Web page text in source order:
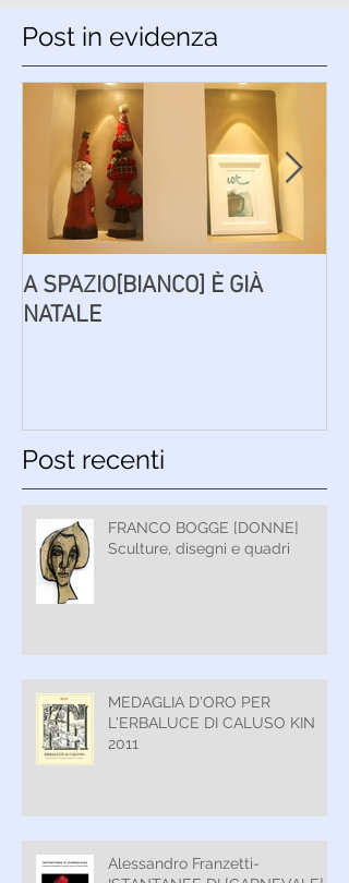
Post in evidenza
A SPAZIO[BIANCO] È GIÀ
NATALE
Post recenti
FRANCO BOGGE [DONNE]
Sculture, disegni e quadri
MEDAGLIA D'ORO PER
L'ERBALUCE DI CALUSO KIN
2011
Alessandro Franzetti-